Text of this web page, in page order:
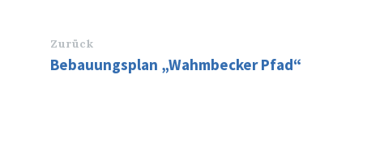
Zurück
Bebauungsplan „Wahmbecker Pfad“